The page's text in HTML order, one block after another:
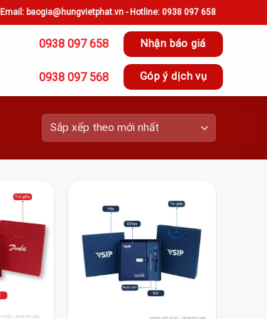
Email: baogia@hungvietphat.vn - Hotline: 0938 097 658
0938 097 658 Nhận báo giá
0938 097 568 Góp ý dịch vụ